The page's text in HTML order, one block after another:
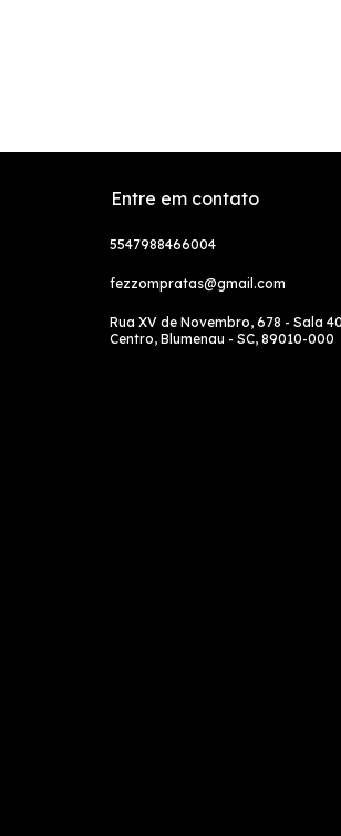
Entre em contato
5547988466004
fezzompratas@gmail.com
Rua XV de Novembro, 678 - Sala
Centro, Blumenau - SC, 89010-000